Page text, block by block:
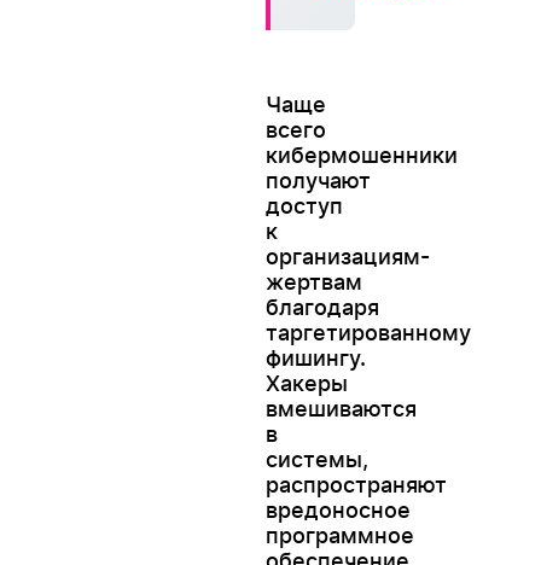
Чаще
всего
кибермошенники
получают
доступ
к
организациям-
жертвам
благодаря
таргетированному
фишингу.
Хакеры
вмешиваются
в
системы,
распространяют
вредоносное
программное